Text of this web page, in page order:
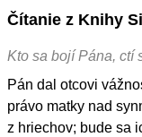
Čítanie z Knihy
Kto sa bojí Pána, ctí
Pán dal otcovi
právo matky nad
z hriechov; bude sa